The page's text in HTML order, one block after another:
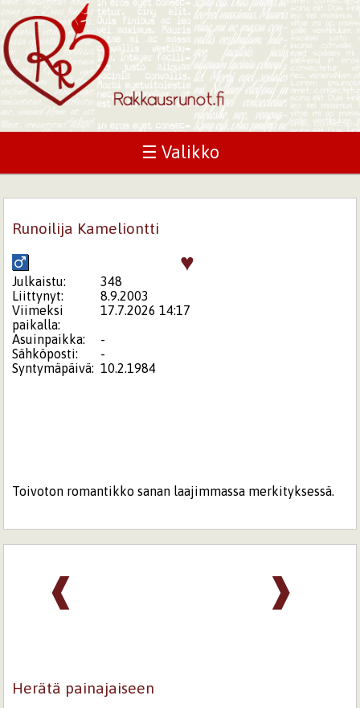
☰ Valikko
Runoilija Kameliontti
♥
Julkaistu:
348
Liittynyt:
8.9.2003
Viimeksi
paikalla:
17.7.2026 14:17
Asuinpaikka:
-
Sähköposti:
-
Syntymäpäivä: 10.2.1984
Toivoton romantikko sanan laajimmassa merkityksessä.
❱
❰
Herätä painajaiseen